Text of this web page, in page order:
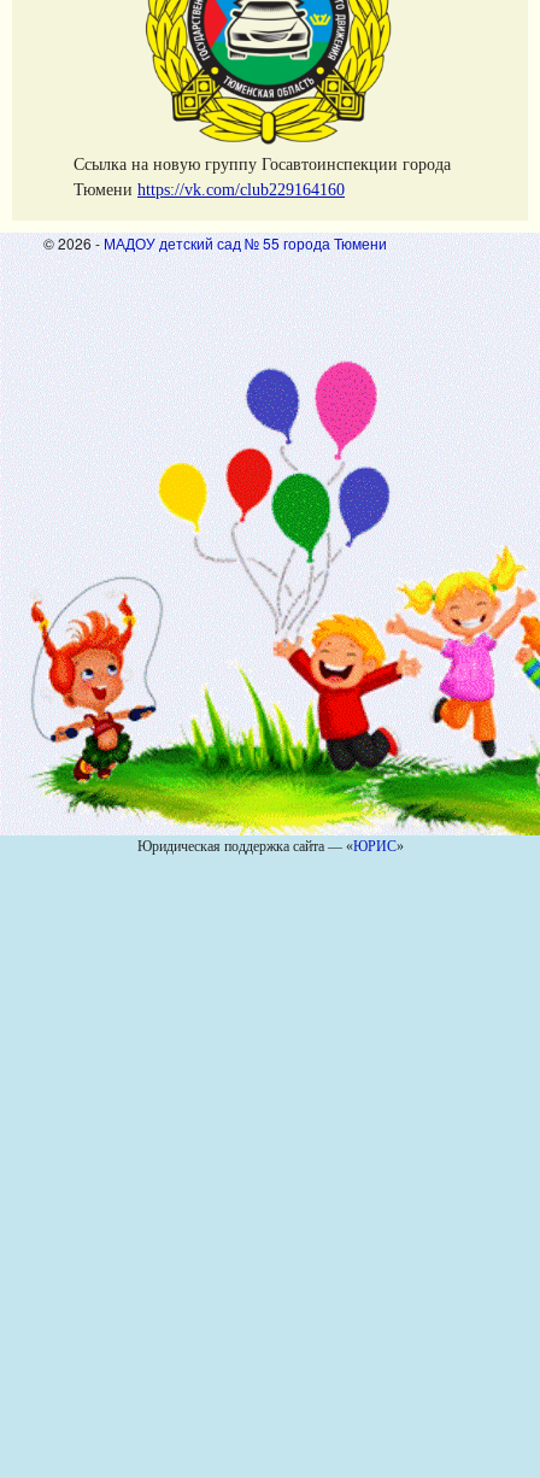
Cсылка на новую группу Госавтоинспекции города
Тюмени https://vk.com/club229164160
© 2026 -МАДОУ детский сад № 55 города Тюмени
Юридическая поддержка сайта — «ЮРИС»